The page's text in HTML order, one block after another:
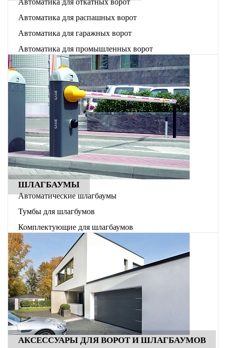
Автоматика для откатных ворот
Автоматика для распашных ворот
Автоматика для гаражных ворот
Автоматика для промышленных ворот
ШЛАГБАУМЫ
Автоматические шлагбаумы
Тумбы для шлагбумов
Комплектующие для шлагбаумов
АКСЕССУАРЫ ДЛЯ ВОРОТ И ШЛАГБАУМОВ